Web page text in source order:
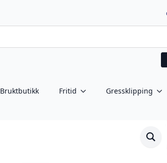
Bruktbutikk Fritid Gressklipping